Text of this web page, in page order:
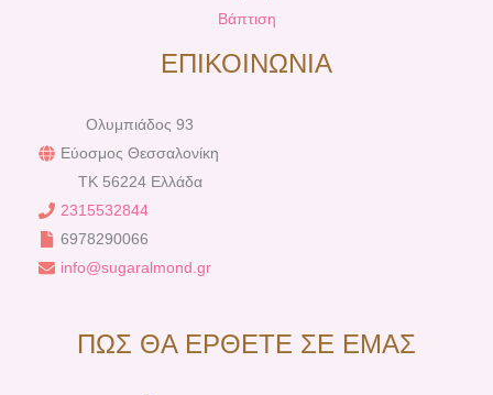
Βάπτιση
ΕΠΙΚΟΙΝΩΝΙΑ
Ολυμπιάδος 93
Εύοσμος Θεσσαλονίκη
TK 56224 Ελλάδα
2315532844
6978290066
info@sugaralmond.gr
ΠΩΣ ΘΑ ΕΡΘΕΤΕ ΣΕ ΕΜΑΣ